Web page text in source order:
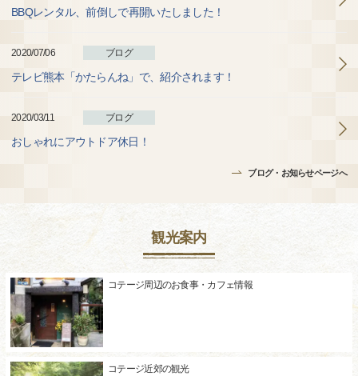
BBQレンタル、前倒しで再開いたしました！
2020/07/06 ブログ
テレビ熊本「かたらんね」で、紹介されます！
2020/03/11 ブログ
おしゃれにアウトドア休日！
ブログ・お知らせページへ
観光案内
コテージ周辺のお食事・カフェ情報
コテージ近郊の観光